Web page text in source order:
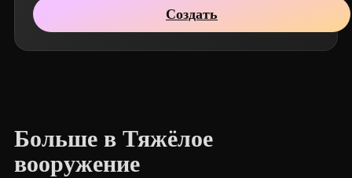
Создать
Больше в Тяжёлое
вооружение